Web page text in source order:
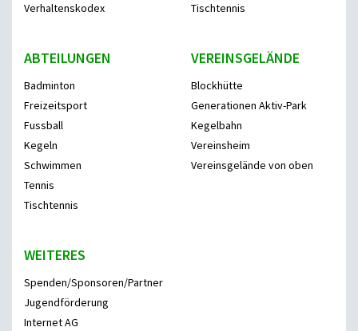
Verhaltenskodex
Tischtennis
ABTEILUNGEN
Badminton
Freizeitsport
Fussball
Kegeln
Schwimmen
Tennis
Tischtennis
VEREINSGELÄNDE
Blockhütte
Generationen Aktiv-Park
Kegelbahn
Vereinsheim
Vereinsgelände von oben
WEITERES
Spenden/Sponsoren/Partner
Jugendförderung
Internet AG